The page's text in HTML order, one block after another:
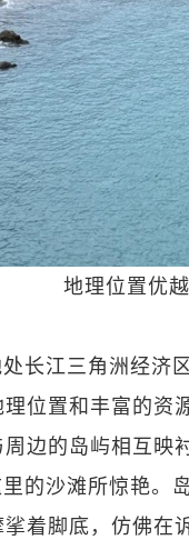
地理位置优
长江三角洲经济
位置和丰富的
边的岛屿相互映
的沙滩所惊艳。
着脚底，仿佛在